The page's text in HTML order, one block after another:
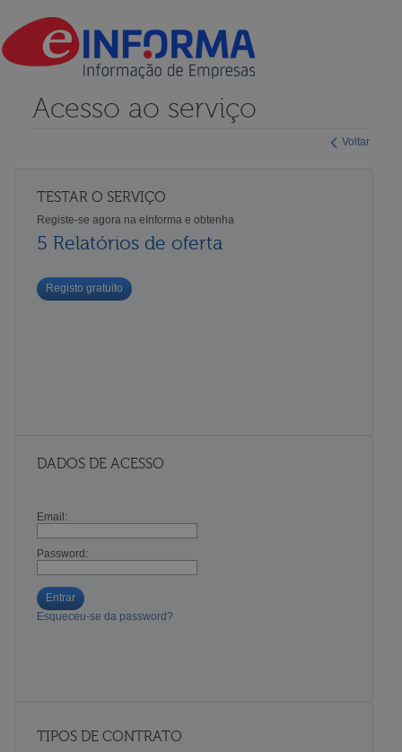
Voltar
Acesso ao serviço
TESTAR O SERVIÇO
Registe-se agora na eInforma e obtenha
5 Relatórios de oferta
Registo gratuito
DADOS DE ACESSO
Email:
Password:
Entrar
Esqueceu-se da password?
TIPOS DE CONTRATO